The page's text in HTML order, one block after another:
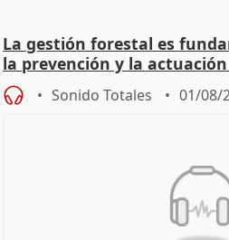
La gestión forestal es
la prevención y la
Sonido Totales 01/08/